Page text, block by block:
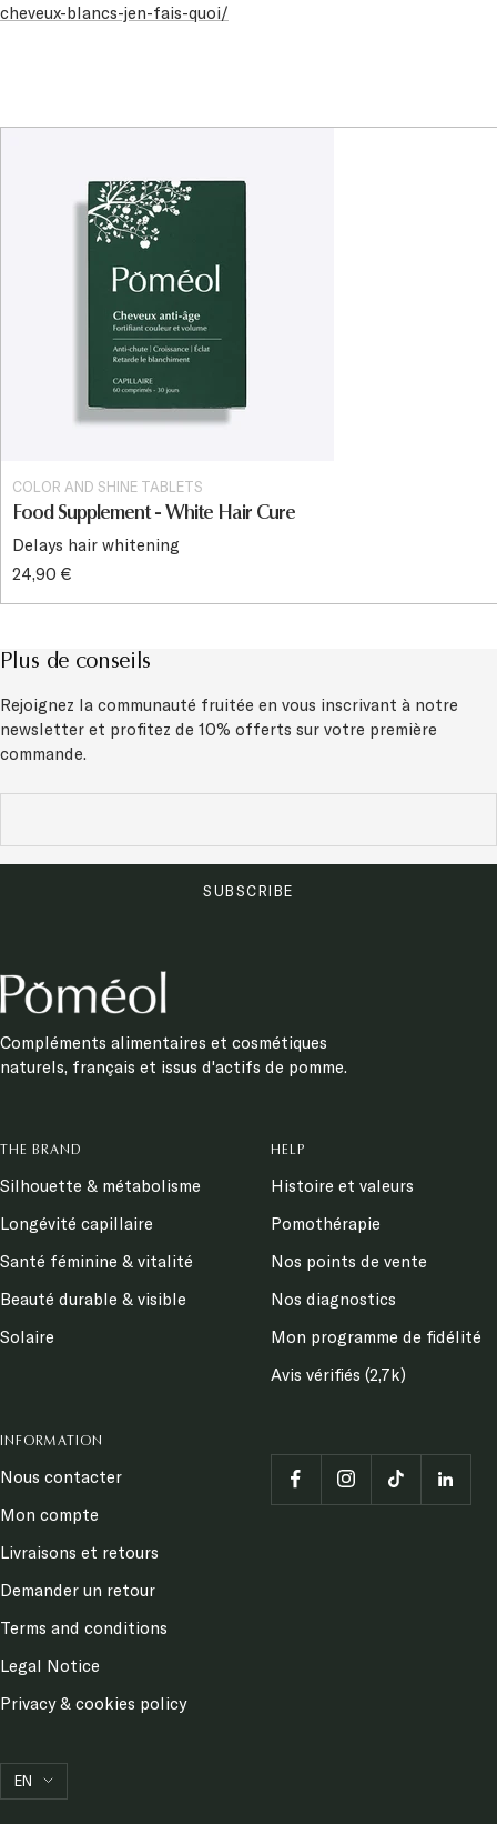
cheveux-blancs-jen-fais-quoi/
COLOR AND SHINE TABLETS
Food Supplement - White Hair Cure
Delays hair whitening
24,90 €
Plus de conseils
Rejoignez la communauté fruitée en vous inscrivant à notre
newsletter et profitez de 10% offerts sur votre première
commande.
SUBSCRIBE
Compléments alimentaires et cosmétiques
naturels, français et issus d'actifs de pomme.
THE BRAND
Silhouette & métabolisme
Longévité capillaire
Santé féminine & vitalité
Beauté durable & visible
Solaire
HELP
Histoire et valeurs
Pomothérapie
Nos points de vente
Nos diagnostics
Mon programme de fidélité
Avis vérifiés (2,7k)
INFORMATION
Nous contacter
Mon compte
Livraisons et retours
Demander un retour
Terms and conditions
Legal Notice
Privacy & cookies policy
Language
EN